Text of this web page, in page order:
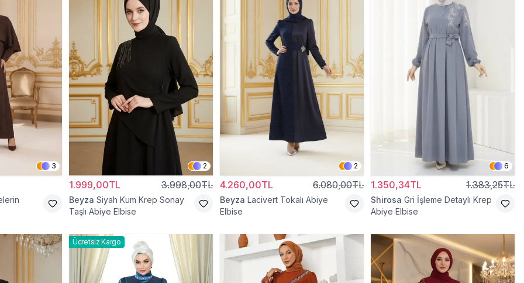
3 2
1.999,00TL 3.998,00TL
Beyza Siyah Kum Krep Sonay
Taşlı Abiye Elbise
2
4.260,00TL 6.080,00TL
Beyza Lacivert Tokalı Abiye
Elbise
6
1.350,34TL 1.383,25TL
Shirosa Gri İşleme Detaylı Krep
Abiye Elbise
Ücretsiz Kargo